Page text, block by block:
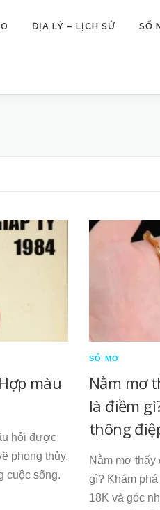
ĐỊA LÝ – LỊCH SỬ SỔ
màu
hỏi được
phong thủy,
cuộc sống.
SỔ MƠ
Nằm mơ
là điềm
thông
Nằm mơ thấy
gì? Khám
18K và góc